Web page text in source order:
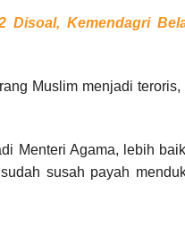
Disoal, Kemendagri
Muslim menjadi
Menteri Agama, lebih
susah payah